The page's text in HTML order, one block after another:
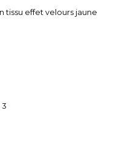
tissu effet velours jaune
3